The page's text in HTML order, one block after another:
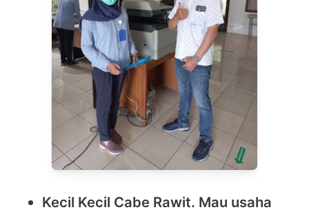
Kecil Kecil Cabe Rawit. Mau usaha